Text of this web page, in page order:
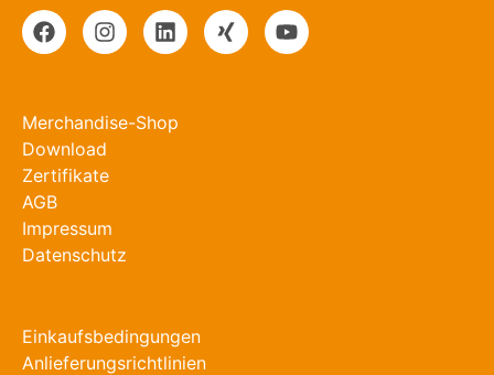
Merchandise-Shop
Download
Zertifikate
AGB
Impressum
Datenschutz
Einkaufsbedingungen
Anlieferungsrichtlinien